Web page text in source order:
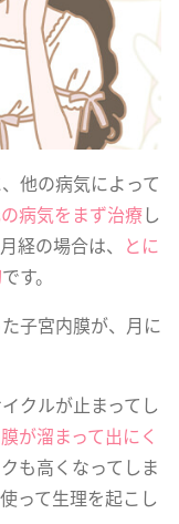
他の病気によって
病気をまず治療し
経の場合は、 とに
です。
子宮内膜が、月に
クルが止まってし
が溜まって出にく
も高くなってしま
って生理を起こし